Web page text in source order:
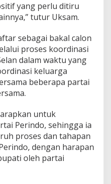
yang perlu ditiru
tutur Uksam.
sebagai bakal calon
proses koordinasi
dalam waktu yang
keluarga
beberapa partai
untuk
Perindo, sehingga ia
proses dan tahapan
dengan harapan
oleh partai